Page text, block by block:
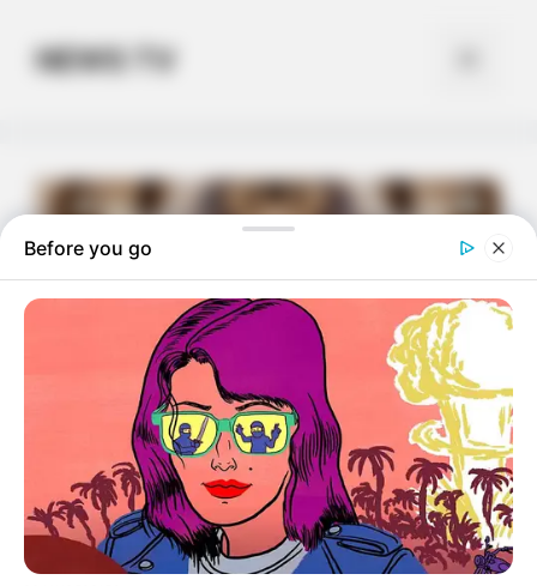
contentNEWS TV
Before you go